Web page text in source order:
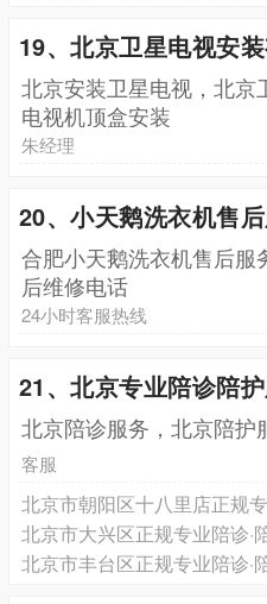
19、北京卫星电视安
北京安装卫星电视，北
电视机顶盒安装
朱经理
20、小天鹅洗衣机售
合肥小天鹅洗衣机售后服
后维修电话
24小时客服热线
21、北京专业陪诊陪
北京陪诊服务，北京陪护
客服